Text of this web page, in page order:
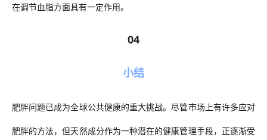
在调节血脂方面具有一定作用。
04
小结
肥胖问题已成为全球公共健康的重大挑战。尽管市场上有许多应对
肥胖的方法，但天然成分作为一种潜在的健康管理手段，正逐渐受